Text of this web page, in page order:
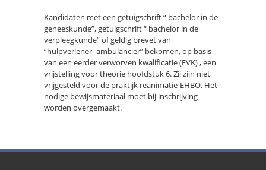
Kandidaten met een getuigschrift “ bachelor in de
geneeskunde”, getuigschrift “ bachelor in de
verpleegkunde” of geldig brevet van
“hulpverlener- ambulancier” bekomen, op basis
van een eerder verworven kwalificatie (EVK) , een
vrijstelling voor theorie hoofdstuk 6. Zij zijn niet
vrijgesteld voor de praktijk reanimatie-EHBO. Het
nodige bewijsmateriaal moet bij inschrijving
worden overgemaakt.